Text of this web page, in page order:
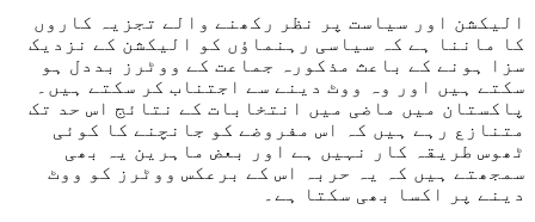
الیکشن اور سیاست پر نظر رکھنے والے تجزیہ کاروں
کا ماننا ہے کہ سیاسی رہنماؤں کو الیکشن کے نزدیک
سزا ہونے کے باعث مذکورہ جماعت کے ووٹرز بددل ہو
سکتے ہیں اور وہ ووٹ دینے سے اجتناب کر سکتے ہیں۔
پاکستان میں ماضی میں انتخابات کے نتائج اس حد تک
متنازع رہے ہیں کہ اس مفروضے کو جانچنے کا کوئی
ٹھوس طریقہ کار نہیں ہے اور بعض ماہرین یہ بھی
سمجھتے ہیں کہ یہ حربہ اس کے برعکس ووٹرز کو ووٹ
دینے پر اکسا بھی سکتا ہے۔